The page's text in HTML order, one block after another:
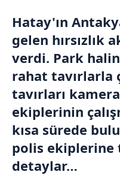
Hatay'ın
gelen hırsızlık
verdi. Park
rahat tavırlarla
tavırları
ekiplerinin
kısa sürede
polis
detaylar…